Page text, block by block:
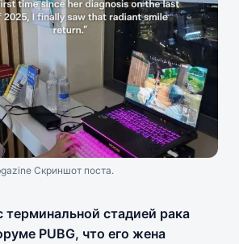
Скриншот поста.
стадией рака
PUBG, что его жена